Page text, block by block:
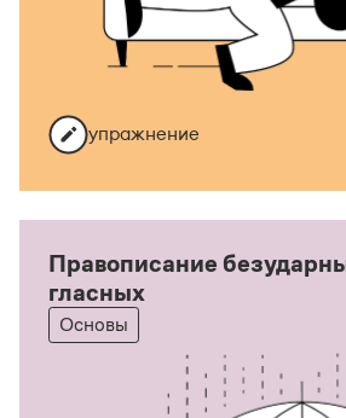
упражнение
Правописание
гласных
Основы